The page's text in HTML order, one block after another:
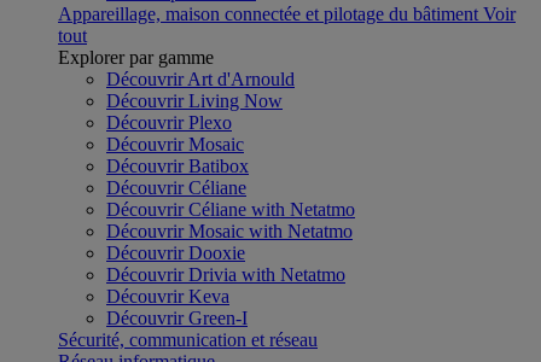
Appareillage, maison connectée et pilotage du bâtiment Voir
tout
Explorer par gamme
Découvrir Art d'Arnould
Découvrir Living Now
Découvrir Plexo
Découvrir Mosaic
Découvrir Batibox
Découvrir Céliane
Découvrir Céliane with Netatmo
Découvrir Mosaic with Netatmo
Découvrir Dooxie
Découvrir Drivia with Netatmo
Découvrir Keva
Découvrir Green-I
Sécurité, communication et réseau